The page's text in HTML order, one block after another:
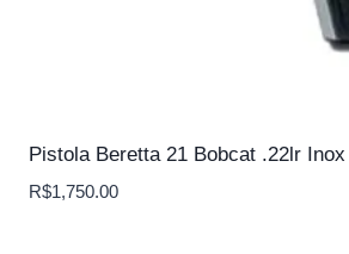
Pistola Beretta 21 Bobcat .22lr Inox
R$1,750.00